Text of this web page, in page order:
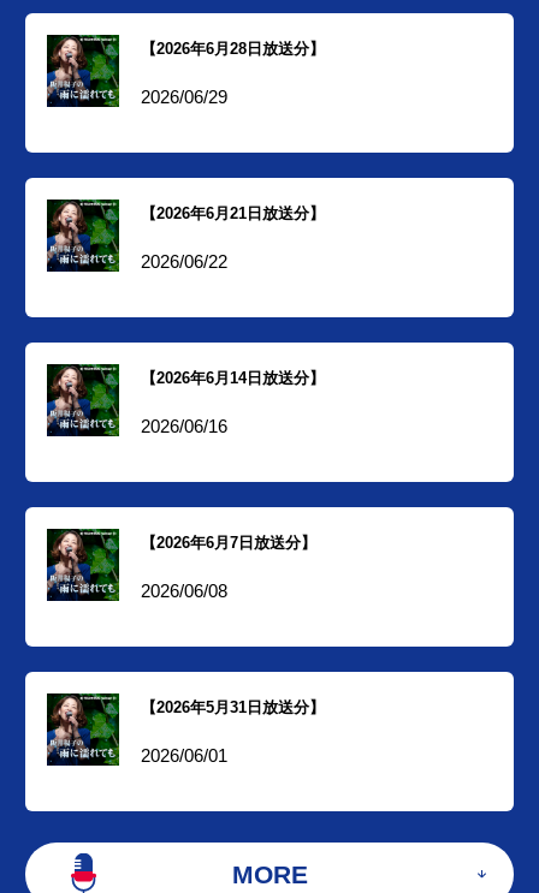
【2026年6月28日放送分】
2026/06/29
【2026年6月21日放送分】
2026/06/22
【2026年6月14日放送分】
2026/06/16
【2026年6月7日放送分】
2026/06/08
【2026年5月31日放送分】
2026/06/01
MORE